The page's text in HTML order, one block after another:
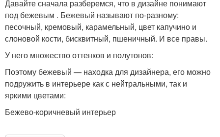
Давайте сначала разберемся, что в дизайне понимают
под бежевым . Бежевый называют по-разному:
песочный, кремовый, карамельный, цвет капучино и
слоновой кости, бисквитный, пшеничный. И все правы.
У него множество оттенков и полутонов:
Поэтому бежевый — находка для дизайнера, его можно
подружить в интерьере как с нейтральными, так и
яркими цветами:
Бежево-коричневый интерьер